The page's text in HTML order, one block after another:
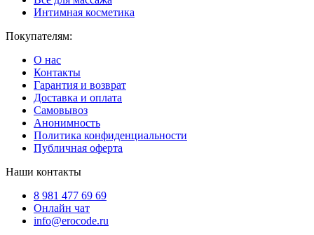
Интимная косметика
Покупателям:
О нас
Контакты
Гарантия и возврат
Доставка и оплата
Самовывоз
Анонимность
Политика конфиденциальности
Публичная оферта
Наши контакты
8 981 477 69 69
Онлайн чат
info@erocode.ru